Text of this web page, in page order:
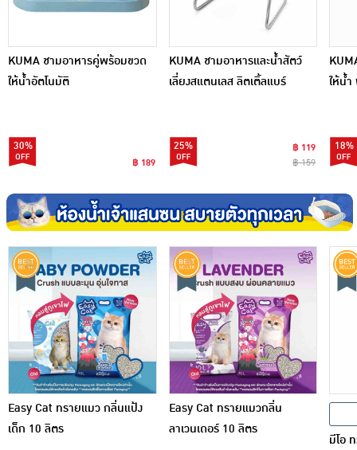
KUMA ชามอาหารคู่พร้อมขวด
ให้น้ำอัตโนมัติ
30%
฿ 189
KUMA ชามอาหารและน้ำสัตว์
เลี่ยงสแตนเลส ลิตเติ้ลแบร์
25%
฿ 119
฿ 159
ให้น้
18%
Easy Cat ทรายแมว กลิ่นแป้ง
เด็ก 10 ลิตร
Easy Cat ทรายแมวกลิ่น
ลาเวนเดอร์ 10 ลิตร
มีโอ